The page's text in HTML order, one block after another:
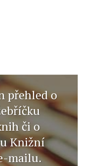
přehled o
či o
Knižní
mailu.